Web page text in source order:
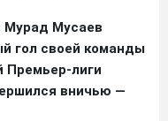
Мурад Мусаев
гол своей команды
Премьер-лиги
вничью —